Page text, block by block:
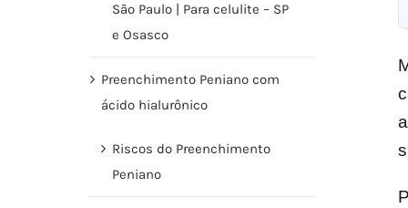
São Paulo | Para celulite – SP
e Osasco
Preenchimento Peniano com
ácido hialurônico
Riscos do Preenchimento
Peniano